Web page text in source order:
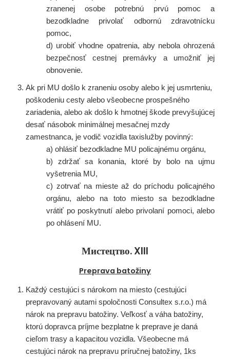
zranenej osobe potrebnú prvú pomoc a
bezodkladne privolať odbornú zdravotnícku
pomoc,
d) urobiť vhodne opatrenia, aby nebola ohrozená
bezpečnosť cestnej premávky a umožniť jej
obnovenie.
Ak pri MU došlo k zraneniu osoby alebo k jej usmrteniu,
poškodeniu cesty alebo všeobecne prospešného
zariadenia, alebo ak došlo k hmotnej škode prevyšujúcej
desať násobok minimálnej mesačnej mzdy
zamestnanca, je vodič vozidla taxislužby povinný:
a) ohlásiť bezodkladne MU policajnému orgánu,
b) zdržať sa konania, ktoré by bolo na ujmu
vyšetrenia MU,
c) zotrvať na mieste až do príchodu policajného
orgánu, alebo na toto miesto sa bezodkladne
vrátiť po poskytnutí alebo privolaní pomoci, alebo
po ohlásení MU.
Мистецтво. XIII
Preprava batožiny
Každý cestujúci s nárokom na miesto (cestujúci
prepravovaný autami spoločnosti Consultex s.r.o.) má
nárok na prepravu batožiny. Veľkosť a váha batožiny,
ktorú dopravca príjme bezplatne k preprave je daná
cieľom trasy a kapacitou vozidla. Všeobecne má
cestujúci nárok na prepravu príručnej batožiny, 1ks